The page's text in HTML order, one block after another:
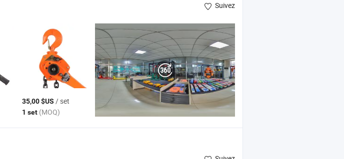
Suivez
35,00 $US / set
1 set (MOQ)